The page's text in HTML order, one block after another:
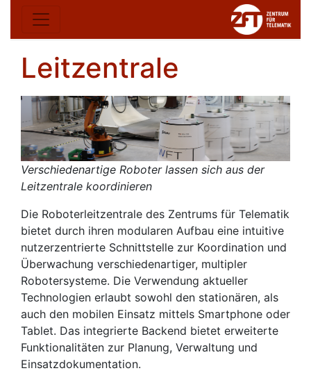
Leitzentrale
Verschiedenartige Roboter lassen sich aus der
Leitzentrale koordinieren
Die Roboterleitzentrale des Zentrums für Telematik
bietet durch ihren modularen Aufbau eine intuitive
nutzerzentrierte Schnittstelle zur Koordination und
Überwachung verschiedenartiger, multipler
Robotersysteme. Die Verwendung aktueller
Technologien erlaubt sowohl den stationären, als
auch den mobilen Einsatz mittels Smartphone oder
Tablet. Das integrierte Backend bietet erweiterte
Funktionalitäten zur Planung, Verwaltung und
Einsatzdokumentation.